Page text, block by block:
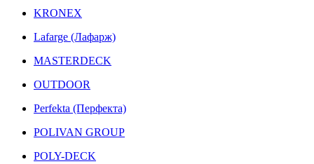
KRONEX
Lafarge (Лафарж)
MASTERDECK
OUTDOOR
Perfekta (Перфекта)
POLIVAN GROUP
POLY-DECK